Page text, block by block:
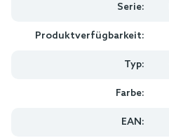
Serie:
Produktverfügbarkeit:
Typ:
Farbe:
EAN: